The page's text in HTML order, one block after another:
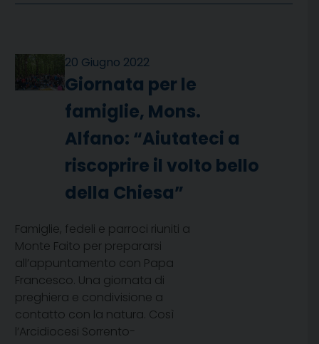
20 Giugno 2022
Giornata per le
famiglie, Mons.
Alfano: “Aiutateci a
riscoprire il volto bello
della Chiesa”
Famiglie, fedeli e parroci riuniti a
Monte Faito per prepararsi
all’appuntamento con Papa
Francesco. Una giornata di
preghiera e condivisione a
contatto con la natura. Così
l’Arcidiocesi Sorrento-